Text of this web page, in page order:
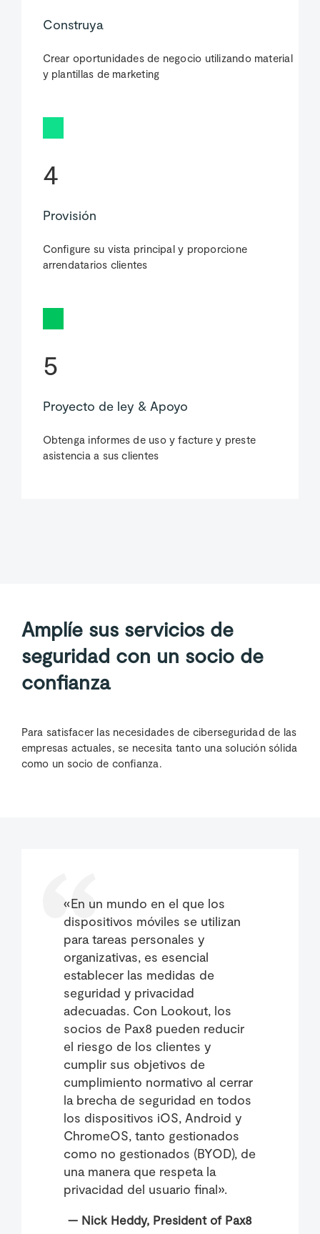
Construya
Crear oportunidades de negocio utilizando material
y plantillas de marketing
4
Provisión
Configure su vista principal y proporcione
arrendatarios clientes
5
Proyecto de ley & Apoyo
Obtenga informes de uso y facture y preste
asistencia a sus clientes
Amplíe sus servicios de
seguridad con un socio de
confianza
Para satisfacer las necesidades de ciberseguridad de las
empresas actuales, se necesita tanto una solución sólida
como un socio de confianza.
«En un mundo en el que los
dispositivos móviles se utilizan
para tareas personales y
organizativas, es esencial
establecer las medidas de
seguridad y privacidad
adecuadas. Con Lookout, los
socios de Pax8 pueden reducir
el riesgo de los clientes y
cumplir sus objetivos de
cumplimiento normativo al cerrar
la brecha de seguridad en todos
los dispositivos iOS, Android y
ChromeOS, tanto gestionados
como no gestionados (BYOD), de
una manera que respeta la
privacidad del usuario final».
— Nick Heddy, President of Pax8